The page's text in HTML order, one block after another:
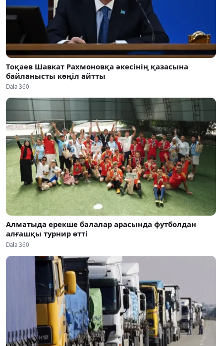
Тоқаев Шавкат Рахмоновқа әкесінің қазасына
байланысты көңіл айтты
Dala 360
Алматыда ерекше балалар арасында футболдан
алғашқы турнир өтті
Dala 360